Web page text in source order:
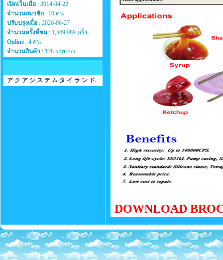
เปิดเว็บเมื่อ : 2014-04-22
จำนวนสมาชิก : 10 คน
ปรับปรุงเมื่อ : 2026-06-27
จำนวนครั้งที่ชม : 1,569,989 ครั้ง
Online : 4 คน
จำนวนสินค้า : 178 รายการ
ア ク ア シ ス テ ム タ イ ラ ン ド.
DOWNLOAD